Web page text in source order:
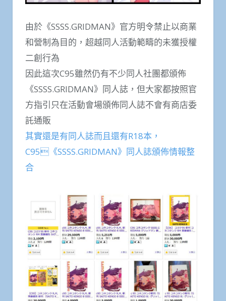
由於《SSSS.GRIDMAN》官方明令禁止以商業
和營制為目的，超越同人活動範疇的未獲授權
二創行為
因此這次C95雖然仍有不少同人社團都頒佈
《SSSS.GRIDMAN》同人誌，但大家都按照官
方指引只在活動會場頒佈同人誌不會有商店委
託通販
其實還是有同人誌而且還有R18本，
C95《SSSS.GRIDMAN》同人誌頒佈情報整
合